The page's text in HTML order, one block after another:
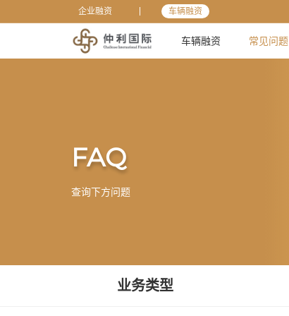
企业融资 车辆融资
车辆融资 常见问题
FAQ
查询下方问题
业务类型